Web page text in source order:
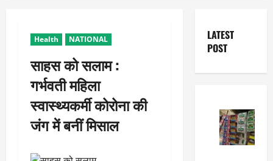
Health NATIONAL
साहस को सलाम :
गर्भवती महिला
स्वास्थ्यकर्मी कोरोना की
जंग में बनीं मिसाल
LATEST
POST